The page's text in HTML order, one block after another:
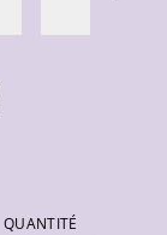
QUANTITÉ